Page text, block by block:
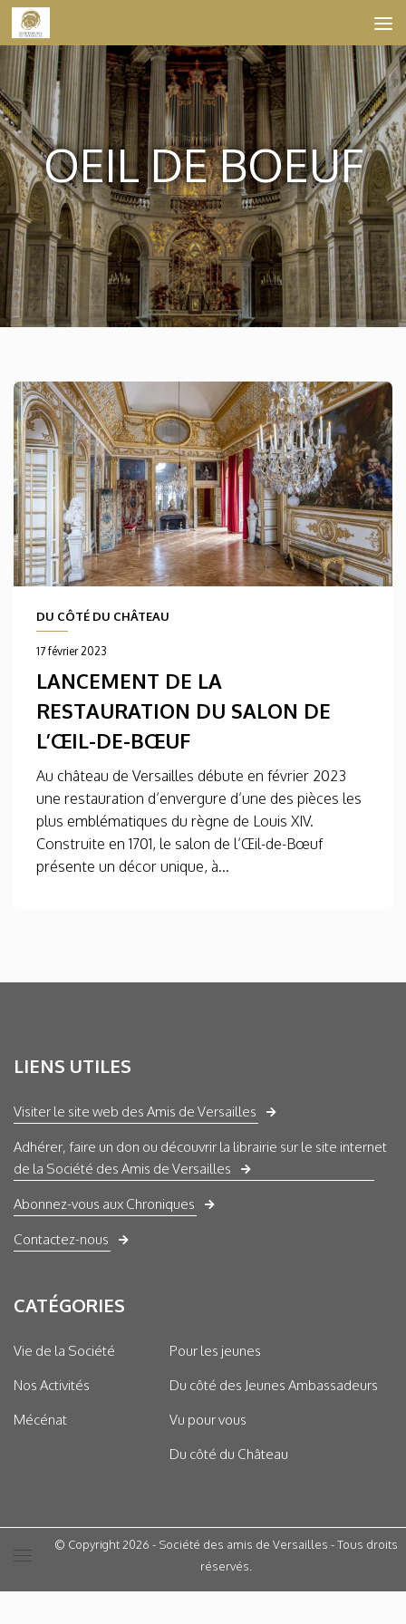
Skip to content
OEIL DE BOEUF
DU CÔTÉ DU CHÂTEAU
17 février 2023
LANCEMENT DE LA
RESTAURATION DU SALON DE
L’ŒIL-DE-BŒUF
Au château de Versailles débute en février 2023
une restauration d’envergure d’une des pièces les
plus emblématiques du règne de Louis XIV.
Construite en 1701, le salon de l’Œil-de-Bœuf
présente un décor unique, à...
LIENS UTILES
Visiter le site web des Amis de Versailles
Adhérer, faire un don ou découvrir la librairie sur le site internet
de la Société des Amis de Versailles
Abonnez-vous aux Chroniques
Contactez-nous
CATÉGORIES
Vie de la Société
Nos Activités
Mécénat
Pour les jeunes
Du côté des Jeunes Ambassadeurs
Vu pour vous
Du côté du Château
© Copyright 2026 - Société des amis de Versailles - Tous droits
réservés.